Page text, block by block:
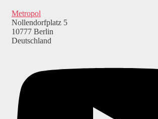
Metropol
Nollendorfplatz 5
10777 Berlin
Deutschland